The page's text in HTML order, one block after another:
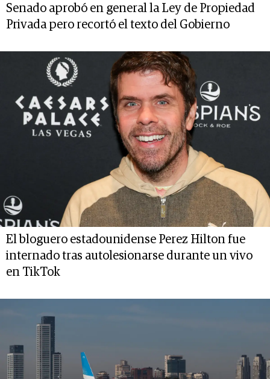
Senado aprobó en general la Ley de Propiedad
Privada pero recortó el texto del Gobierno
El bloguero estadounidense Perez Hilton fue
internado tras autolesionarse durante un vivo
en TikTok